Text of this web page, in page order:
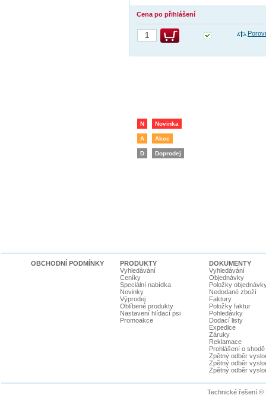
Cena po přihlášení
N Novinka
A Akce
D Doprodej
OBCHODNÍ PODMÍNKY
PRODUKTY
Vyhledávání
Ceníky
Speciální nabídka
Novinky
Výprodej
Oblíbené produkty
Nastavení hlídací psi
Promoakce
DOKUMENTY
Vyhledávání
Objednávky
Položky
Nedodané zboží
Faktury
Položky faktur
Pohledávky
Dodací listy
Expedice
Záruky
Reklamace
Prohlášení o shodě
Zpětný odběr
Zpětný odběr
Zpětný odběr
Technické řešení ©